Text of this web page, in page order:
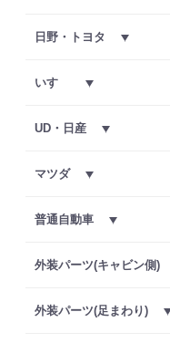
日野・トヨタ
いすゞ
UD・日産
マツダ
普通自動車
外装パーツ(キャビン側)
外装パーツ(足まわり)